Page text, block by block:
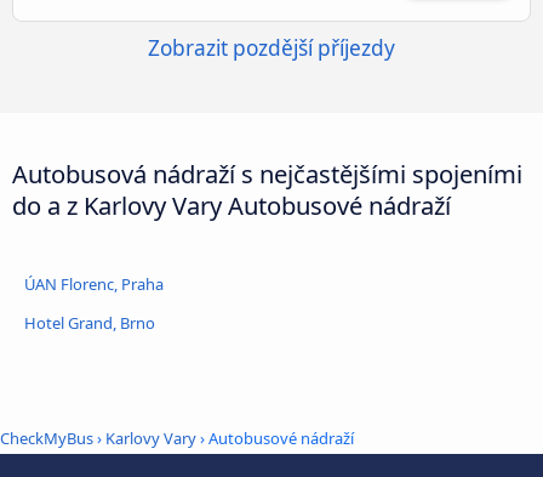
Zobrazit pozdější příjezdy
Autobusová nádraží s nejčastějšími spojeními
do a z Karlovy Vary Autobusové nádraží
ÚAN Florenc, Praha
Hotel Grand, Brno
CheckMyBus› Karlovy Vary› Autobusové nádraží